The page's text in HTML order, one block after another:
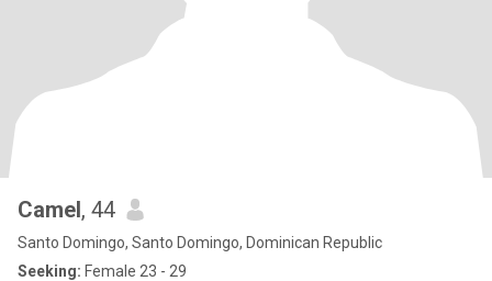
Camel, 44
Santo Domingo, Santo Domingo, Dominican Republic
Seeking: Female 23 - 29